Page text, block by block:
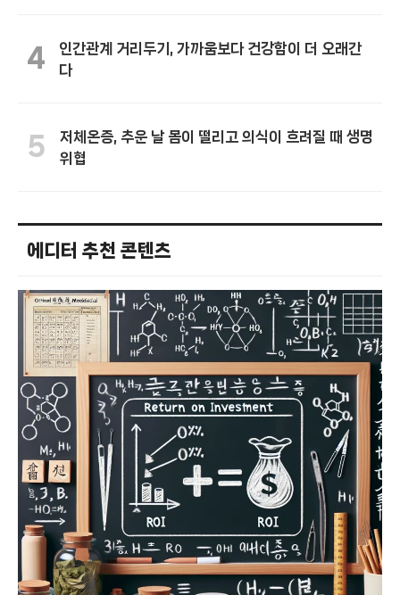
4
인간관계 거리두기, 가까움보다 건강함이 더 오래간
다
5
저체온증, 추운 날 몸이 떨리고 의식이 흐려질 때 생명
위협
에디터 추천 콘텐츠